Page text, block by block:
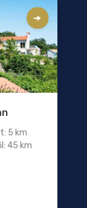
5 km
45 km